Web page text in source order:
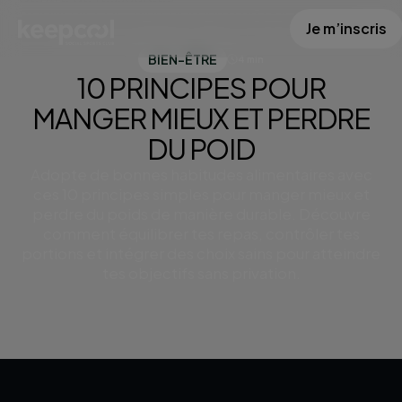
Je m’inscris
BIEN-ÊTRE
10 PRINCIPES POUR
MANGER MIEUX ET PERDRE
DU POID